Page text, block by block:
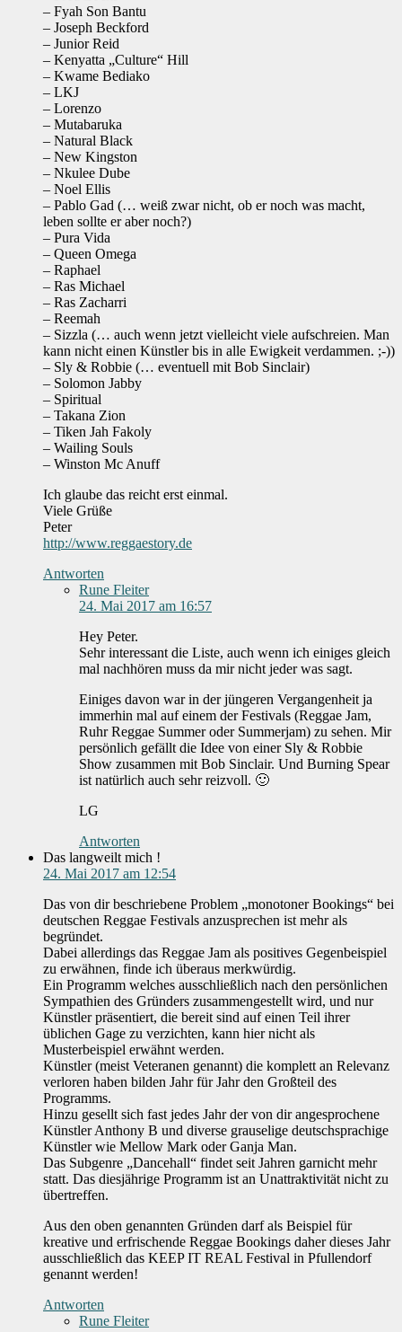
– Fyah Son Bantu
– Joseph Beckford
– Junior Reid
– Kenyatta „Culture“ Hill
– Kwame Bediako
– LKJ
– Lorenzo
– Mutabaruka
– Natural Black
– New Kingston
– Nkulee Dube
– Noel Ellis
– Pablo Gad (… weiß zwar nicht, ob er noch was macht,
leben sollte er aber noch?)
– Pura Vida
– Queen Omega
– Raphael
– Ras Michael
– Ras Zacharri
– Reemah
– Sizzla (… auch wenn jetzt vielleicht viele aufschreien. Man
kann nicht einen Künstler bis in alle Ewigkeit verdammen. ;-))
– Sly & Robbie (… eventuell mit Bob Sinclair)
– Solomon Jabby
– Spiritual
– Takana Zion
– Tiken Jah Fakoly
– Wailing Souls
– Winston Mc Anuff
Ich glaube das reicht erst einmal.
Viele Grüße
Peter
http://www.reggaestory.de
Antworten
Rune Fleiter
24. Mai 2017 am 16:57
Hey Peter.
Sehr interessant die Liste, auch wenn ich einiges gleich
mal nachhören muss da mir nicht jeder was sagt.
Einiges davon war in der jüngeren Vergangenheit ja
immerhin mal auf einem der Festivals (Reggae Jam,
Ruhr Reggae Summer oder Summerjam) zu sehen. Mir
persönlich gefällt die Idee von einer Sly & Robbie
Show zusammen mit Bob Sinclair. Und Burning Spear
ist natürlich auch sehr reizvoll. 🙂
LG
Antworten
Das langweilt mich !
24. Mai 2017 am 12:54
Das von dir beschriebene Problem „monotoner Bookings“ bei
deutschen Reggae Festivals anzusprechen ist mehr als
begründet.
Dabei allerdings das Reggae Jam als positives Gegenbeispiel
zu erwähnen, finde ich überaus merkwürdig.
Ein Programm welches ausschließlich nach den persönlichen
Sympathien des Gründers zusammengestellt wird, und nur
Künstler präsentiert, die bereit sind auf einen Teil ihrer
üblichen Gage zu verzichten, kann hier nicht als
Musterbeispiel erwähnt werden.
Künstler (meist Veteranen genannt) die komplett an Relevanz
verloren haben bilden Jahr für Jahr den Großteil des
Programms.
Hinzu gesellt sich fast jedes Jahr der von dir angesprochene
Künstler Anthony B und diverse grauselige deutschsprachige
Künstler wie Mellow Mark oder Ganja Man.
Das Subgenre „Dancehall“ findet seit Jahren garnicht mehr
statt. Das diesjährige Programm ist an Unattraktivität nicht zu
übertreffen.
Aus den oben genannten Gründen darf als Beispiel für
kreative und erfrischende Reggae Bookings daher dieses Jahr
ausschließlich das KEEP IT REAL Festival in Pfullendorf
genannt werden!
Antworten
Rune Fleiter